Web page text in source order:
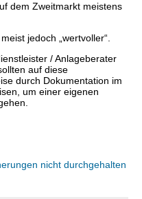
dem Zweitmarkt meistens
jedoch „wertvoller“.
/ Anlageberater
auf diese
durch Dokumentation im
um einer eigenen
nicht durchgehalten